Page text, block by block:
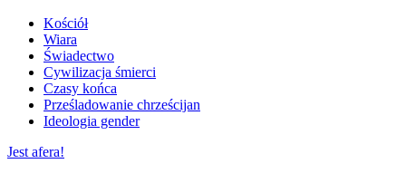
Kościół
Wiara
Świadectwo
Cywilizacja śmierci
Czasy końca
Prześladowanie chrześcijan
Ideologia gender
Jest afera!